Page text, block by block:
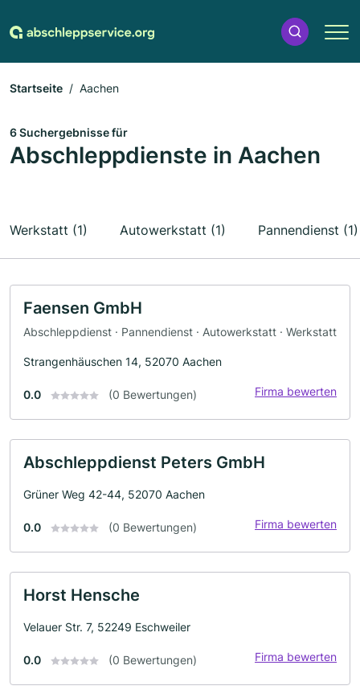
Startseite Aachen
6 Suchergebnisse für
Abschleppdienste in Aachen
Werkstatt (1) Autowerkstatt (1) Pannendienst (1)
Faensen GmbH
Abschleppdienst · Pannendienst · Autowerkstatt · Werkstatt
Strangenhäuschen 14, 52070 Aachen
0.0 (0 Bewertungen) Firma bewerten
Abschleppdienst Peters GmbH
Grüner Weg 42-44, 52070 Aachen
0.0 (0 Bewertungen) Firma bewerten
Horst Hensche
Velauer Str. 7, 52249 Eschweiler
0.0 (0 Bewertungen) Firma bewerten